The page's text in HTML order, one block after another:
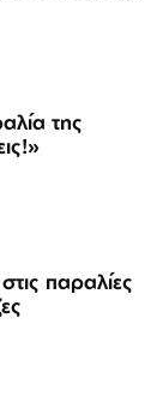
της
παραλίες